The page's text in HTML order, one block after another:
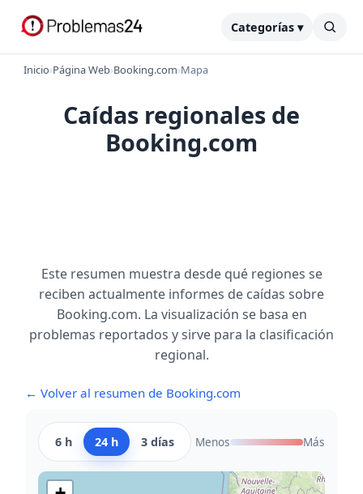
Categorías ▾
Inicio›Página Web›Booking.com›Mapa
Caídas regionales de
Booking.com
Este resumen muestra desde qué regiones se
reciben actualmente informes de caídas sobre
Booking.com. La visualización se basa en
problemas reportados y sirve para la clasificación
regional.
← Volver al resumen de Booking.com
6 h 24 h 3 días Menos Más